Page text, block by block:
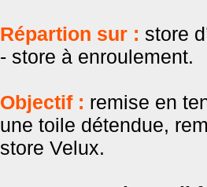
Répartion sur : store
- store à enroulement.
Objectif : remise en
une toile détendue,
store Velux.